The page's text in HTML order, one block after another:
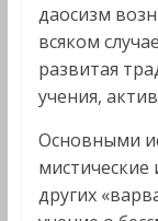
даосизм
всяком
развитая
учения,
Основными
других